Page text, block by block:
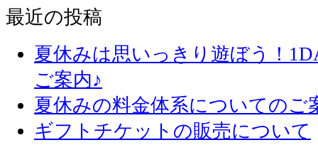
最近の投稿
夏休みは思いっきり遊ぼう！
ご案内♪
夏休みの料金体系についてのご
ギフトチケットの販売について